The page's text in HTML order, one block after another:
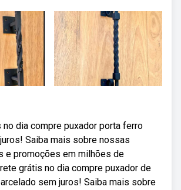
dia compre puxador porta ferro
Saiba mais sobre nossas
e promoções em milhões de
grátis no dia compre puxador de
sem juros! Saiba mais sobre